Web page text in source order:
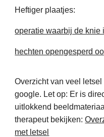
Heftiger plaatjes:
operatie waarbij de knie
hechten opengesperd
Overzicht van veel
google. Let op: Er is
uitlokkend
therapeut bekijken:
met letsel